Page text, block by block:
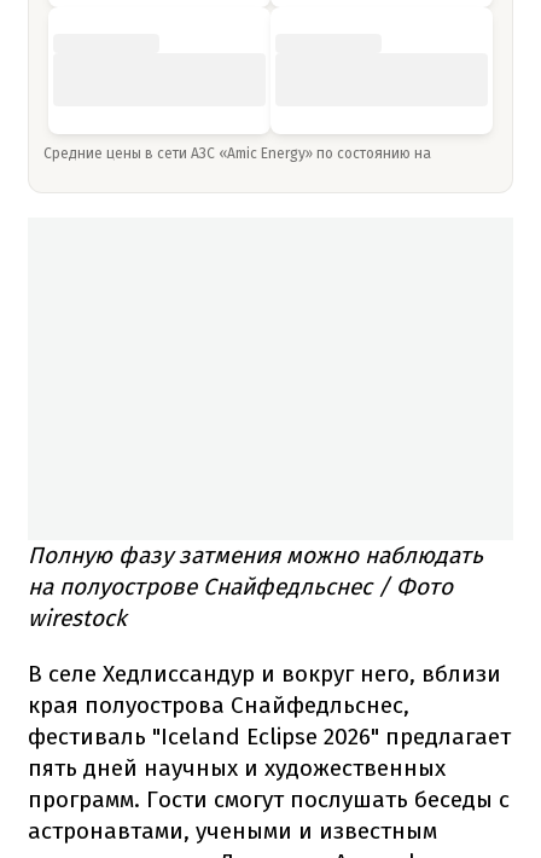
Средние цены в сети АЗС «Amic Energy» по состоянию на
Полную фазу затмения можно наблюдать
на полуострове Снайфедльснес / Фото
wirestock
В селе Хедлиссандур и вокруг него, вблизи
края полуострова Снайфедльснес,
фестиваль "Iceland Eclipse 2026" предлагает
пять дней научных и художественных
программ. Гости смогут послушать беседы с
астронавтами, учеными и известным